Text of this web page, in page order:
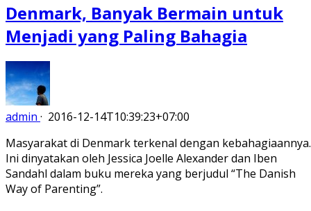
Denmark, Banyak Bermain untuk
Menjadi yang Paling Bahagia
admin · 2016-12-14T10:39:23+07:00
Masyarakat di Denmark terkenal dengan kebahagiaannya.
Ini dinyatakan oleh Jessica Joelle Alexander dan Iben
Sandahl dalam buku mereka yang berjudul “The Danish
Way of Parenting”.